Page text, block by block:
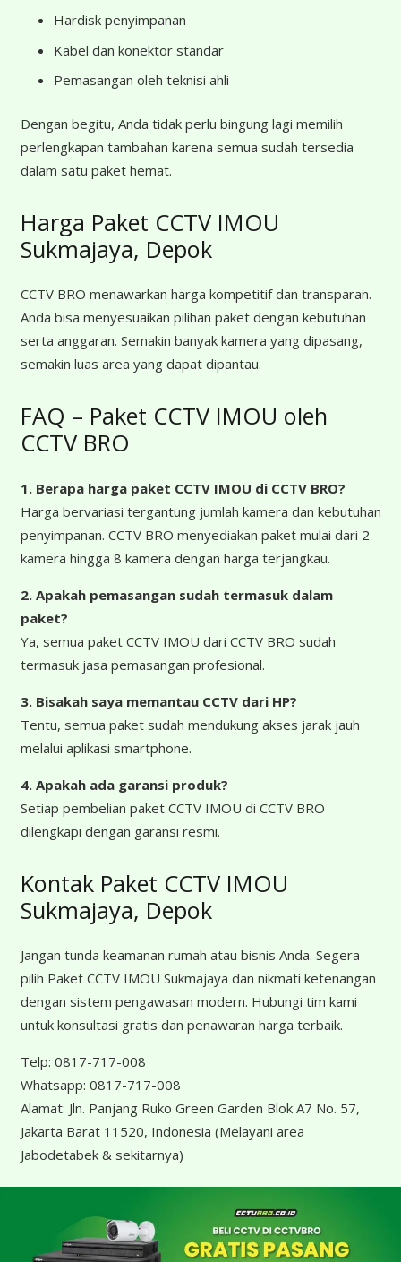
Hardisk penyimpanan
Kabel dan konektor standar
Pemasangan oleh teknisi ahli
Dengan begitu, Anda tidak perlu bingung lagi memilih
perlengkapan tambahan karena semua sudah tersedia
dalam satu paket hemat.
Harga Paket CCTV IMOU
Sukmajaya, Depok
CCTV BRO menawarkan harga kompetitif dan transparan.
Anda bisa menyesuaikan pilihan paket dengan kebutuhan
serta anggaran. Semakin banyak kamera yang dipasang,
semakin luas area yang dapat dipantau.
FAQ – Paket CCTV IMOU oleh
CCTV BRO
1. Berapa harga paket CCTV IMOU di CCTV BRO?
Harga bervariasi tergantung jumlah kamera dan kebutuhan
penyimpanan. CCTV BRO menyediakan paket mulai dari 2
kamera hingga 8 kamera dengan harga terjangkau.
2. Apakah pemasangan sudah termasuk dalam
paket?
Ya, semua paket CCTV IMOU dari CCTV BRO sudah
termasuk jasa pemasangan profesional.
3. Bisakah saya memantau CCTV dari HP?
Tentu, semua paket sudah mendukung akses jarak jauh
melalui aplikasi smartphone.
4. Apakah ada garansi produk?
Setiap pembelian paket CCTV IMOU di CCTV BRO
dilengkapi dengan garansi resmi.
Kontak Paket CCTV IMOU
Sukmajaya, Depok
Jangan tunda keamanan rumah atau bisnis Anda. Segera
pilih Paket CCTV IMOU Sukmajaya dan nikmati ketenangan
dengan sistem pengawasan modern. Hubungi tim kami
untuk konsultasi gratis dan penawaran harga terbaik.
Telp: 0817-717-008
Whatsapp: 0817-717-008
Alamat: Jln. Panjang Ruko Green Garden Blok A7 No. 57,
Jakarta Barat 11520, Indonesia (Melayani area
Jabodetabek & sekitarnya)